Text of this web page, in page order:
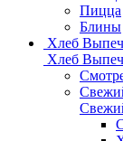
Пицца
Блины
Хлеб
Хлеб